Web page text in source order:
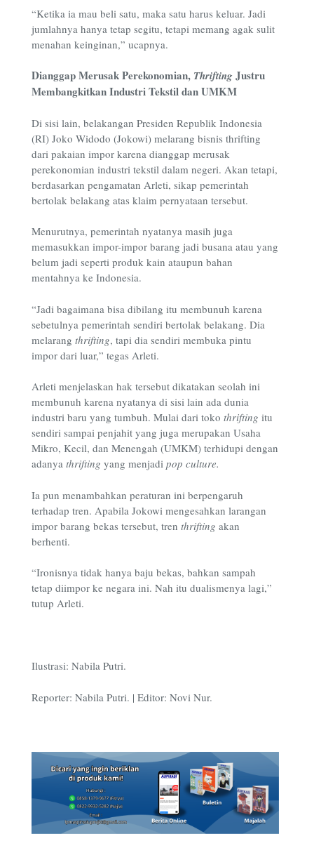
“Ketika ia mau beli satu, maka satu harus keluar. Jadi
jumlahnya hanya tetap segitu, tetapi memang agak sulit
menahan keinginan,” ucapnya.
Dianggap Merusak Perekonomian, Thrifting Justru
Membangkitkan Industri Tekstil dan UMKM
Di sisi lain, belakangan Presiden Republik Indonesia
(RI) Joko Widodo (Jokowi) melarang bisnis thrifting
dari pakaian impor karena dianggap merusak
perekonomian industri tekstil dalam negeri. Akan tetapi,
berdasarkan pengamatan Arleti, sikap pemerintah
bertolak belakang atas klaim pernyataan tersebut.
Menurutnya, pemerintah nyatanya masih juga
memasukkan impor-impor barang jadi busana atau yang
belum jadi seperti produk kain ataupun bahan
mentahnya ke Indonesia.
“Jadi bagaimana bisa dibilang itu membunuh karena
sebetulnya pemerintah sendiri bertolak belakang. Dia
melarang thrifting, tapi dia sendiri membuka pintu
impor dari luar,” tegas Arleti.
Arleti menjelaskan hak tersebut dikatakan seolah ini
membunuh karena nyatanya di sisi lain ada dunia
industri baru yang tumbuh. Mulai dari toko thrifting itu
sendiri sampai penjahit yang juga merupakan Usaha
Mikro, Kecil, dan Menengah (UMKM) terhidupi dengan
adanya thrifting yang menjadi pop culture.
Ia pun menambahkan peraturan ini berpengaruh
terhadap tren. Apabila Jokowi mengesahkan larangan
impor barang bekas tersebut, tren thrifting akan
berhenti.
“Ironisnya tidak hanya baju bekas, bahkan sampah
tetap diimpor ke negara ini. Nah itu dualismenya lagi,”
tutup Arleti.
Ilustrasi: Nabila Putri.
Reporter: Nabila Putri. | Editor: Novi Nur.